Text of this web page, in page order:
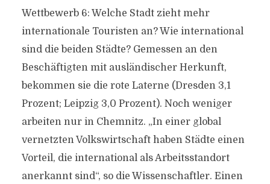
Wettbewerb 6: Welche Stadt zieht mehr
internationale Touristen an? Wie international
sind die beiden Städte? Gemessen an den
Beschäftigten mit ausländischer Herkunft,
bekommen sie die rote Laterne (Dresden 3,1
Prozent; Leipzig 3,0 Prozent). Noch weniger
arbeiten nur in Chemnitz. „In einer global
vernetzten Volkswirtschaft haben Städte einen
Vorteil, die international als Arbeitsstandort
anerkannt sind“, so die Wissenschaftler. Einen